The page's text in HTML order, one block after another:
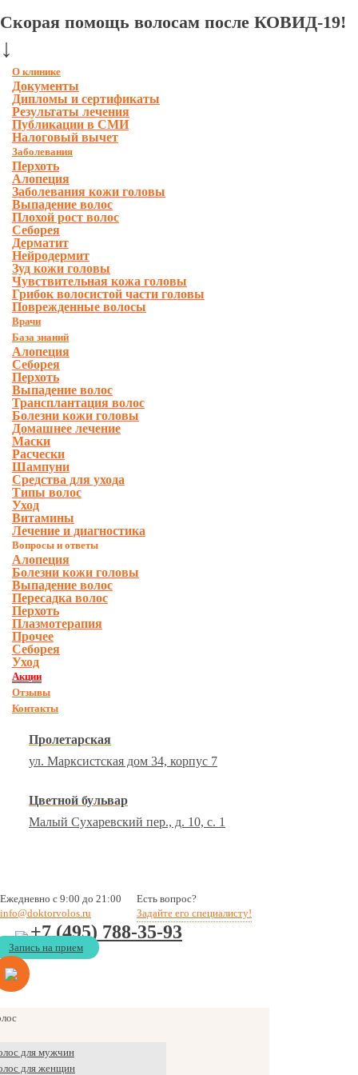
Скорая помощь волосам после КОВИД-19!
↓
О клинике
Документы
Дипломы и сертификаты
Результаты лечения
Публикации в СМИ
Налоговый вычет
Заболевания
Перхоть
Алопеция
Заболевания кожи головы
Выпадение волос
Плохой рост волос
Cеборея
Дерматит
Нейродермит
Зуд кожи головы
Чувствительная кожа головы
Грибок волосистой части головы
Поврежденные волосы
Врачи
База знаний
Алопеция
Себорея
Перхоть
Выпадение волос
Трансплантация волос
Болезни кожи головы
Домашнее лечение
Маски
Расчески
Шампуни
Средства для ухода
Типы волос
Уход
Витамины
Лечение и диагностика
Вопросы и ответы
Алопеция
Болезни кожи головы
Выпадение волос
Пересадка волос
Перхоть
Плазмотерапия
Прочее
Себорея
Уход
Акции
Отзывы
Контакты
Пролетарская
ул. Марксистская дом 34, корпус 7
Цветной бульвар
Малый Сухаревский пер., д. 10, с. 1
Ежедневно с 9:00 до 21:00
info@doktorvolos.ru
Есть вопрос?
Задайте его специалисту!
+7(495) 788-35-93
Запись на прием
для мужчин
для женщин